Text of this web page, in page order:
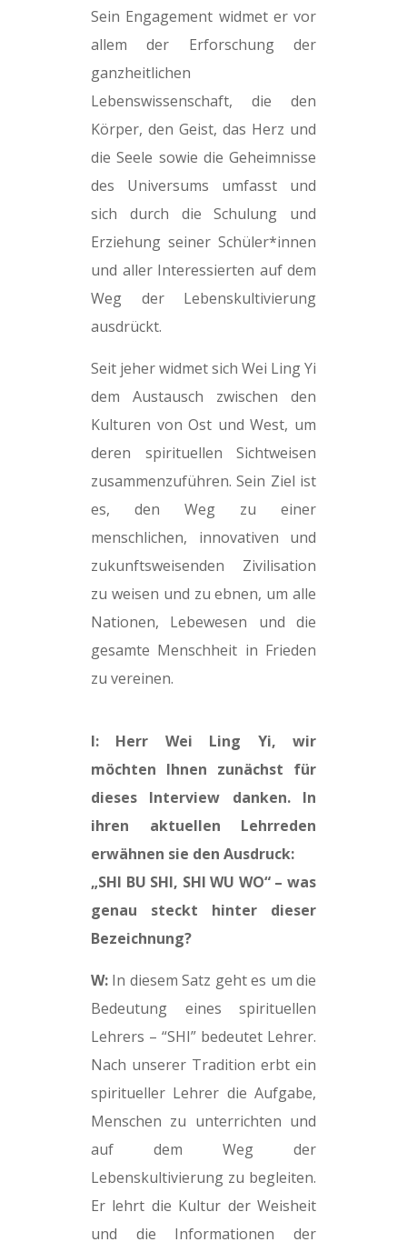
Sein Engagement widmet er vor
allem der Erforschung der
ganzheitlichen
Lebenswissenschaft, die den
Körper, den Geist, das Herz und
die Seele sowie die Geheimnisse
des Universums umfasst und
sich durch die Schulung und
Erziehung seiner Schüler*innen
und aller Interessierten auf dem
Weg der Lebenskultivierung
ausdrückt.
Seit jeher widmet sich Wei Ling Yi
dem Austausch zwischen den
Kulturen von Ost und West, um
deren spirituellen Sichtweisen
zusammenzuführen. Sein Ziel ist
es, den Weg zu einer
menschlichen, innovativen und
zukunftsweisenden Zivilisation
zu weisen und zu ebnen, um alle
Nationen, Lebewesen und die
gesamte Menschheit in Frieden
zu vereinen.
I: Herr Wei Ling Yi, wir
möchten Ihnen zunächst für
dieses Interview danken. In
ihren aktuellen Lehrreden
erwähnen sie den Ausdruck:
„SHI BU SHI, SHI WU WO“ – was
genau steckt hinter dieser
Bezeichnung?
W: In diesem Satz geht es um die
Bedeutung eines spirituellen
Lehrers – “SHI” bedeutet Lehrer.
Nach unserer Tradition erbt ein
spiritueller Lehrer die Aufgabe,
Menschen zu unterrichten und
auf dem Weg der
Lebenskultivierung zu begleiten.
Er lehrt die Kultur der Weisheit
und die Informationen der